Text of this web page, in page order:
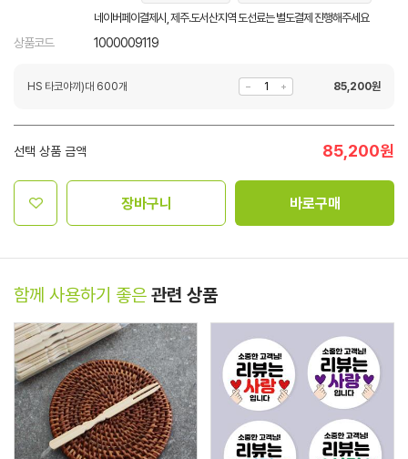
네이버페이결제시, 제주.도서산지역 도선료는 별도결제 진행해주세요
상품코드 1000009119
HS 타코야끼)대 600개 85,200원
선택 상품 금액 85,200원
장바구니 바로구매
함께 사용하기 좋은 관련 상품